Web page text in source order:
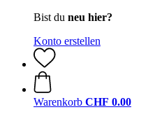
Bist du neu hier?
Konto erstellen
Warenkorb CHF 0.00